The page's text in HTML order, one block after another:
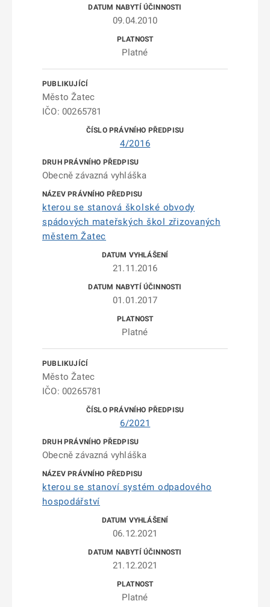
09.04.2010
Platné
Město Žatec
IČO: 00265781
4/2016
Obecně závazná vyhláška
kterou se stanová školské obvody
spádových mateřských škol zřizovaných
městem Žatec
21.11.2016
01.01.2017
Platné
Město Žatec
IČO: 00265781
6/2021
Obecně závazná vyhláška
kterou se stanoví systém odpadového
hospodářství
06.12.2021
21.12.2021
Platné